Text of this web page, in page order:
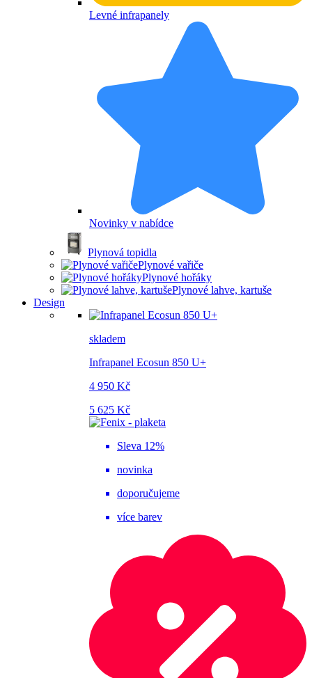
Levné infrapanely
Novinky v nabídce
Plynová topidla
Plynové vařiče
Plynové hořáky
Plynové lahve, kartuše
Design
skladem
Infrapanel Ecosun 850 U+
4 950 Kč
5 625 Kč
Sleva 12%
novinka
doporučujeme
více barev